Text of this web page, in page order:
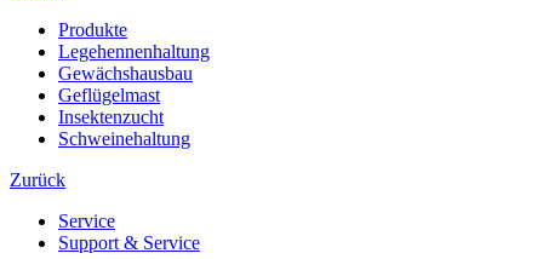
Produkte
Legehennenhaltung
Gewächshausbau
Geflügelmast
Insektenzucht
Schweinehaltung
Zurück
Service
Support & Service